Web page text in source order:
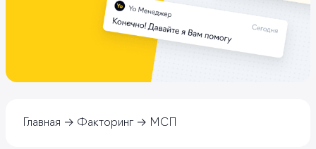
Главная Факторинг МСП